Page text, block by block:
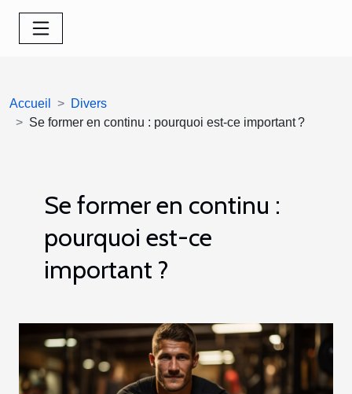
Accueil
Divers
Se former en continu : pourquoi est-ce important ?
Se former en continu :
pourquoi est-ce
important ?